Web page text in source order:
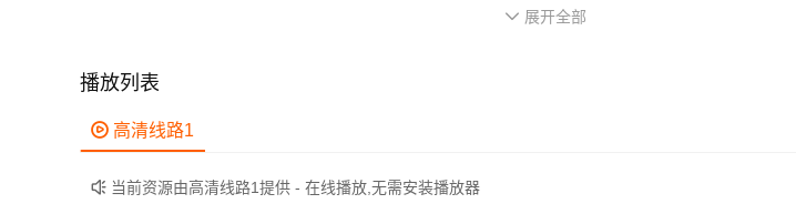
《还有明天》讲述了1946年，生活中充满艰难的女性迪莉娅当决定国家命运的时刻到来时，冲破阻碍参
创剧本、最佳女主角、最佳女配角、青年大卫奖及观众奖六项大奖。影片2025年在中国上映
作为一部 2023-10-26(意大利)上映的剧情,喜剧,喜剧片电影，在当期同类题材影片中具有一定的看点，在
错的亮点，剧情紧凑，角色塑造鲜明，适合喜欢剧情,喜剧,喜剧片类电影的观众观看。
 展开全部
播放列表
 高清线路1
 当前资源由高清线路1提供 - 在线播放,无需安装播放器